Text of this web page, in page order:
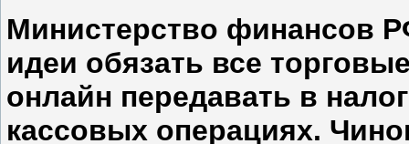
Министерство финансов
идеи обязать все
онлайн передавать в
кассовых операциях.